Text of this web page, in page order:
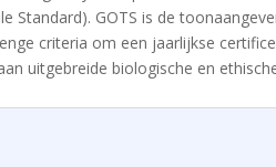
Standard). GOTS is de
criteria om een ​​jaarlijkse
uitgebreide biologische en